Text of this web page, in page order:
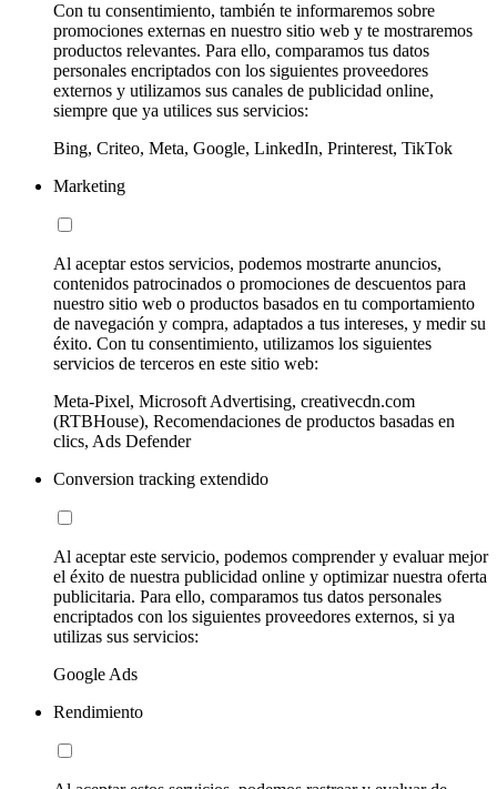
Con tu consentimiento, también te informaremos sobre
promociones externas en nuestro sitio web y te mostraremos
productos relevantes. Para ello, comparamos tus datos
personales encriptados con los siguientes proveedores
externos y utilizamos sus canales de publicidad online,
siempre que ya utilices sus servicios:
Bing, Criteo, Meta, Google, LinkedIn, Printerest, TikTok
Marketing
Al aceptar estos servicios, podemos mostrarte anuncios,
contenidos patrocinados o promociones de descuentos para
nuestro sitio web o productos basados en tu comportamiento
de navegación y compra, adaptados a tus intereses, y medir su
éxito. Con tu consentimiento, utilizamos los siguientes
servicios de terceros en este sitio web:
Meta-Pixel, Microsoft Advertising, creativecdn.com
(RTBHouse), Recomendaciones de productos basadas en
clics, Ads Defender
Conversion tracking extendido
Al aceptar este servicio, podemos comprender y evaluar mejor
el éxito de nuestra publicidad online y optimizar nuestra oferta
publicitaria. Para ello, comparamos tus datos personales
encriptados con los siguientes proveedores externos, si ya
utilizas sus servicios:
Google Ads
Rendimiento